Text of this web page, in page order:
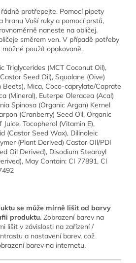
protřepejte. Pomocí pipety
hranu Vaší ruky a pomocí prstů,
naneste na obličej.
směrem ven. V případě potřeby
použít opakovaně.
Triglycerides (MCT Coconut Oil),
Seed Oil), Squalane (Oive)
Beets), Mica, Coco-caprylate/Caprate
(Mineral), Euterpe Oleracea (Acal)
Spinosa (Organic Argan) Kernel
(Cranberry) Seed Oil, Organic
Tocopherol (Vitamin E),
(Castor Seed Wax), Dilinoleic
(Plant Derived) Castor OIl/PDI
Oil Derived), Disodium Stearoyl
May Contain: CI 77891, Cl
se může mírně lišit od barvy
produktu. Zobrazení barev na
lišit v závislosti na zařízení /
a nastavení barev, což
barev na internetu.